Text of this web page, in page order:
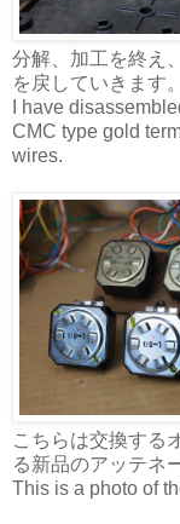
分解、加工を終え
を戻していきます。
I have
CMC type gold
wires.
こちらは交換する
る新品のアッテネ
This is a photo of